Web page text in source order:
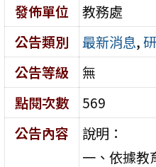
發佈單位
教務處
公告類別
最新消息,
公告等級
無
點閱次數
569
公告內容
說明：
一、依據教